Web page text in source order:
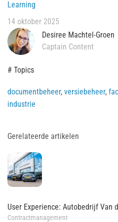
Learning
14 oktober 2025
Desiree Machtel-Groen
Captain Content
# Topics
documentbeheer, versiebeheer,
industrie
Gerelateerde artikelen
User Experience: Autobedrijf Van
Contractmanagement